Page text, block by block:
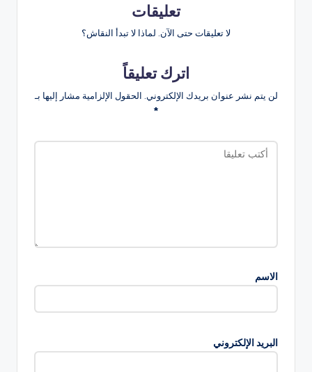
تعليقات
لا تعليقات حتى الآن. لماذا لا تبدأ النقاش؟
اترك تعليقاً
لن يتم نشر عنوان بريدك الإلكتروني. الحقول الإلزامية مشار إليها بـ
*
الاسم
البريد الإلكتروني